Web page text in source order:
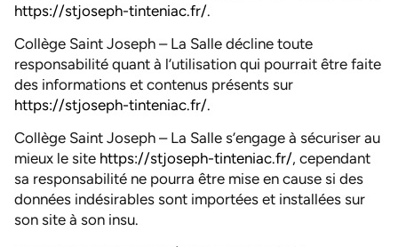
https://stjoseph-tinteniac.fr/.
Collège Saint Joseph – La Salle décline toute
responsabilité quant à l’utilisation qui pourrait être faite
des informations et contenus présents sur
https://stjoseph-tinteniac.fr/.
Collège Saint Joseph – La Salle s’engage à sécuriser au
mieux le site https://stjoseph-tinteniac.fr/, cependant
sa responsabilité ne pourra être mise en cause si des
données indésirables sont importées et installées sur
son site à son insu.